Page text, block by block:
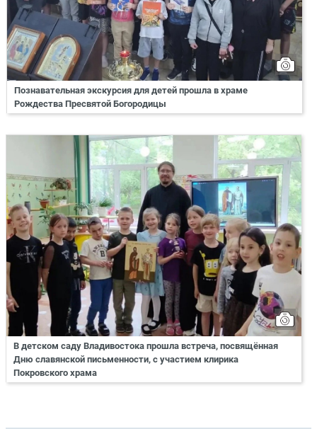
Познавательная экскурсия для детей прошла в храме
Рождества Пресвятой Богородицы
В детском саду Владивостока прошла встреча, посвящённая
Дню славянской письменности, с участием клирика
Покровского храма